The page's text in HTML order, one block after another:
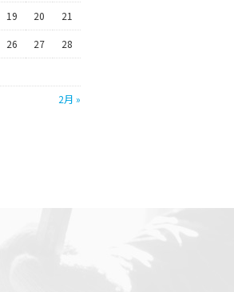
2月 »
19 20 21
26 27 28